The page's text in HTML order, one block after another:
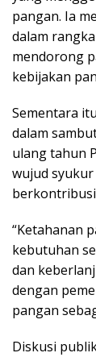
pangan. Ia
dalam
mendorong
kebijakan
Sementara
dalam
ulang tahun
wujud
“Ketahanan
kebutuhan
dan
dengan
pangan
Diskusi